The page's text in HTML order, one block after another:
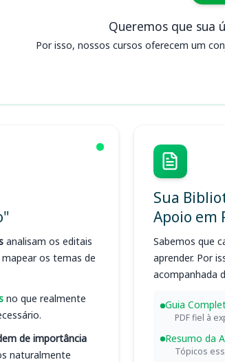
Queremos que sua
Por isso, nossos cursos oferecem um
analisam os editais
os temas de
no que realmente
de importância
naturalmente
Sua
Apoio em
Sabemos que
aprender. Por
acompanhada
Guia
PDF fiel à
Resumo da
Tópicos